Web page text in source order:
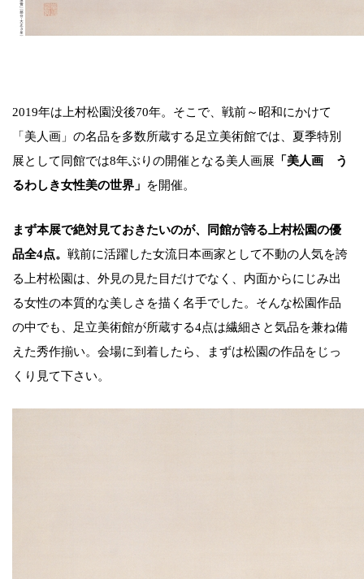
2019年は上村松園没後70年。そこで、戦前～昭和にかけて
「美人画」の名品を多数所蔵する足立美術館では、夏季特別
展として同館では8年ぶりの開催となる美人画展 「美人画 う
るわしき女性美の世界」
を開催。
まず本展で絶対見ておきたいのが、同館が誇る上村松園の優
品全4点。 戦前に活躍した女流日本画家として不動の人気を誇
る上村松園は、外見の見た目だけでなく、内面からにじみ出
る女性の本質的な美しさを描く名手でした。そんな松園作品
の中でも、足立美術館が所蔵する4点は繊細さと気品を兼ね備
えた秀作揃い。会場に到着したら、まずは松園の作品をじっ
くり見て下さい。